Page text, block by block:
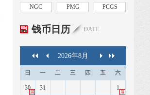
NGC PMG PCGS
钱币日历 DATE
2026年8月
日 一 二 三 四 五 六
30
展
31 1
展